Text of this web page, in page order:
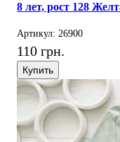
8 лет, рост 128
Артикул: 26900
110 грн.
Купить